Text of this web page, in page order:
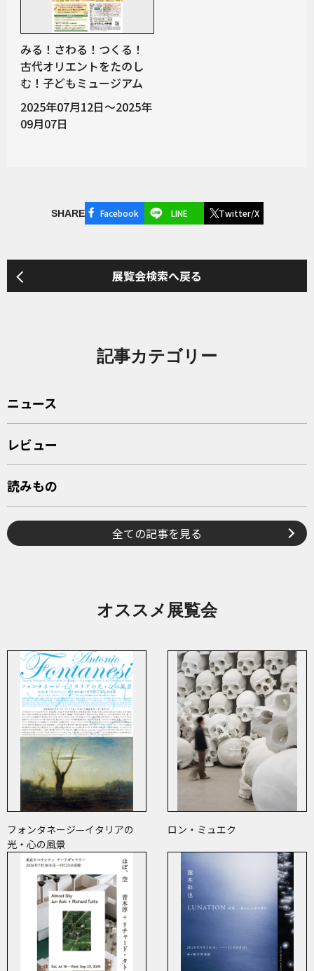
みる！さわる！つくる！
古代オリエントをたのし
む！子どもミュージアム
2025年07月12日～2025年
09月07日
SHARE Facebook LINE Twitter/X
展覧会検索へ戻る
記事カテゴリー
ニュース
レビュー
読みもの
全ての記事を見る
オススメ展覧会
フォンタネージ—イタリアの
光・心の風景
ロン・ミュエク